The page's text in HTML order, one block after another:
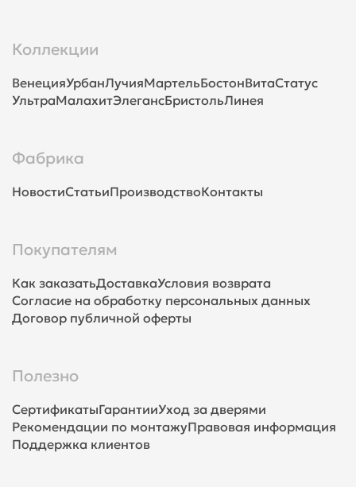
Коллекции
ВенецияУрбанЛучияМартельБостонВитаСтатус
УльтраМалахитЭлегансБристольЛинея
Фабрика
НовостиСтатьиПроизводствоКонтакты
Покупателям
Как заказатьДоставкаУсловия возврата
Согласие на обработку персональных данных
Договор публичной оферты
Полезно
СертификатыГарантииУход за дверями
Рекомендации по монтажуПравовая информация
Поддержка клиентов